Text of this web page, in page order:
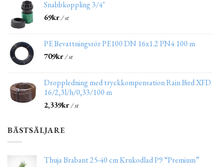
Snabbkoppling 3/4"
69kr/ st
PE Bevattningsrör PE100 DN 16x1.2 PN4 100 m
709kr/ st
Droppledning med tryckkompensation Rain Bird XFD
16/2,3l/h/0,33/100 m
2,339kr/ st
BÄSTSÄLJARE
Thuja Brabant 25-40 cm Krukodlad P9 “Premium”